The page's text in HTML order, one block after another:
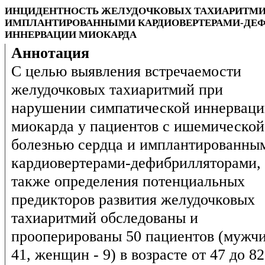
ИНЦИДЕНТНОСТЬ ЖЕЛУДОЧКОВЫХ
ИМПЛАНТИРОВАННЫМИ КАРДИОВЕРТЕРАМИ-
ИННЕРВАЦИИ МИОКАРДА
Аннотация
С целью выявления встречаемости
желудочковых тахиаритмий при
нарушении симпатической
миокарда у пациентов с ишемической
болезнью сердца и
кардиовертерами-дефибрилляторами,
также определения потенциальных
предикторов развития желудочковых
тахиаритмий обследованы и
прооперированы 50 пациентов
41, женщин - 9) в возрасте от 47 до 82